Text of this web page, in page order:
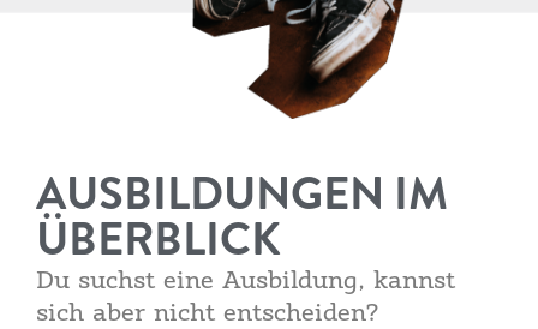
AUSBILDUNGEN IM
ÜBERBLICK
Du suchst eine Ausbildung, kannst
sich aber nicht entscheiden?